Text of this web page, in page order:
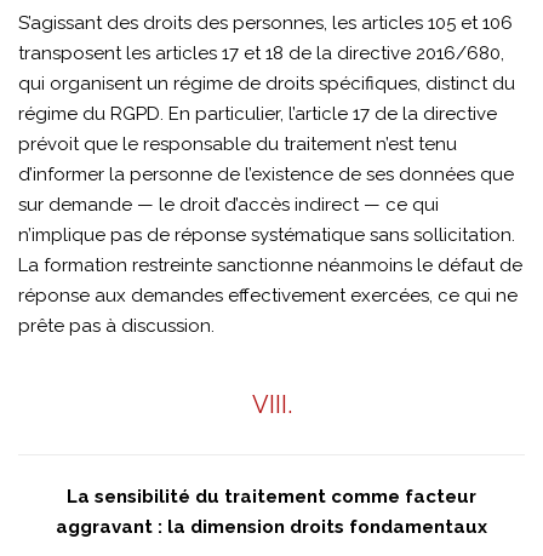
S’agissant des droits des personnes, les articles 105 et 106
transposent les articles 17 et 18 de la directive 2016/680,
qui organisent un régime de droits spécifiques, distinct du
régime du RGPD. En particulier, l’article 17 de la directive
prévoit que le responsable du traitement n’est tenu
d’informer la personne de l’existence de ses données que
sur demande — le droit d’accès indirect — ce qui
n’implique pas de réponse systématique sans sollicitation.
La formation restreinte sanctionne néanmoins le défaut de
réponse aux demandes effectivement exercées, ce qui ne
prête pas à discussion.
VIII.
La sensibilité du traitement comme facteur
aggravant : la dimension droits fondamentaux